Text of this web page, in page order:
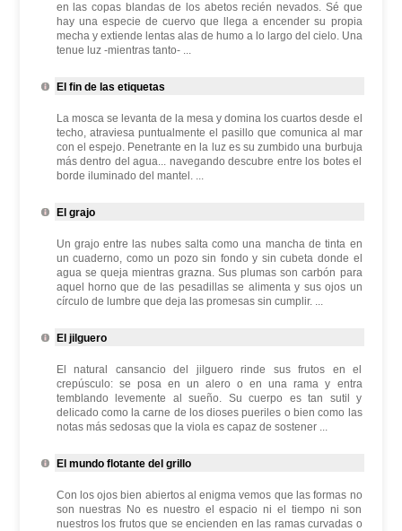
en las copas blandas de los abetos recién nevados. Sé que
hay una especie de cuervo que llega a encender su propia
mecha y extiende lentas alas de humo a lo largo del cielo. Una
tenue luz -mientras tanto- ...
El fin de las etiquetas
La mosca se levanta de la mesa y domina los cuartos desde el
techo, atraviesa puntualmente el pasillo que comunica al mar
con el espejo. Penetrante en la luz es su zumbido una burbuja
más dentro del agua... navegando descubre entre los botes el
borde iluminado del mantel. ...
El grajo
Un grajo entre las nubes salta como una mancha de tinta en
un cuaderno, como un pozo sin fondo y sin cubeta donde el
agua se queja mientras grazna. Sus plumas son carbón para
aquel horno que de las pesadillas se alimenta y sus ojos un
círculo de lumbre que deja las promesas sin cumplir. ...
El jilguero
El natural cansancio del jilguero rinde sus frutos en el
crepúsculo: se posa en un alero o en una rama y entra
temblando levemente al sueño. Su cuerpo es tan sutil y
delicado como la carne de los dioses pueriles o bien como las
notas más sedosas que la viola es capaz de sostener ...
El mundo flotante del grillo
Con los ojos bien abiertos al enigma vemos que las formas no
son nuestras No es nuestro el espacio ni el tiempo ni son
nuestros los frutos que se encienden en las ramas curvadas o